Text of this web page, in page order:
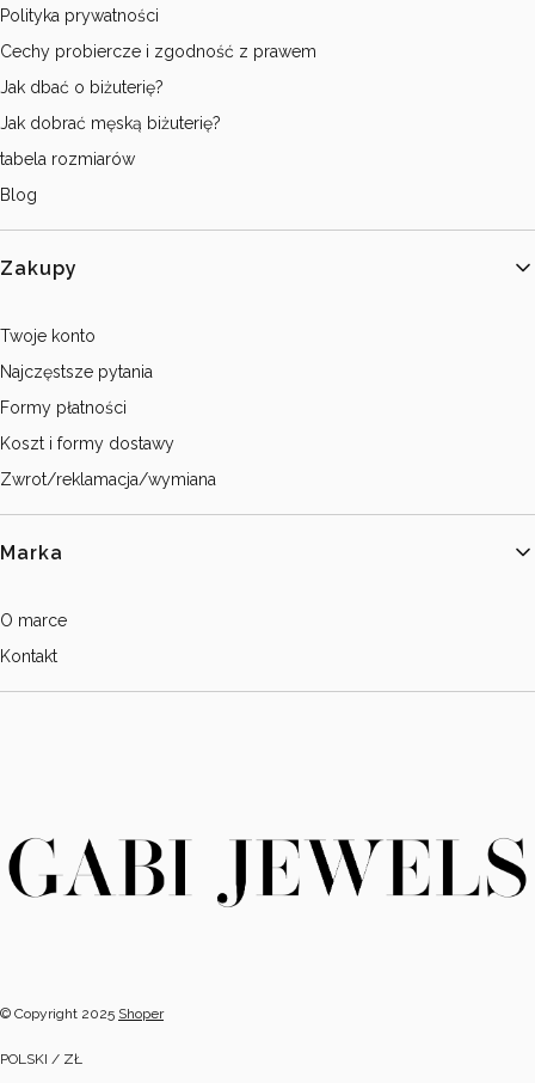
Polityka prywatności
Cechy probiercze i zgodność z prawem
Jak dbać o biżuterię?
Jak dobrać męską biżuterię?
tabela rozmiarów
Blog
Zakupy
Twoje konto
Najczęstsze pytania
Formy płatności
Koszt i formy dostawy
Zwrot/reklamacja/wymiana
Marka
O marce
Kontakt
© Copyright 2025 Shoper
POLSKI / ZŁ